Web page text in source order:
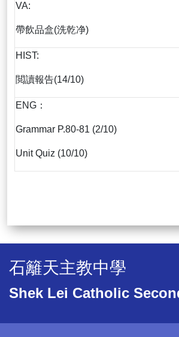
VA:
帶飲品盒(洗乾净)
HIST:
閲讀報告(14/10)
ENG：
Grammar P.80-81 (2/10)
Unit Quiz (10/10)
石籬天主教中學
Shek Lei Catholic